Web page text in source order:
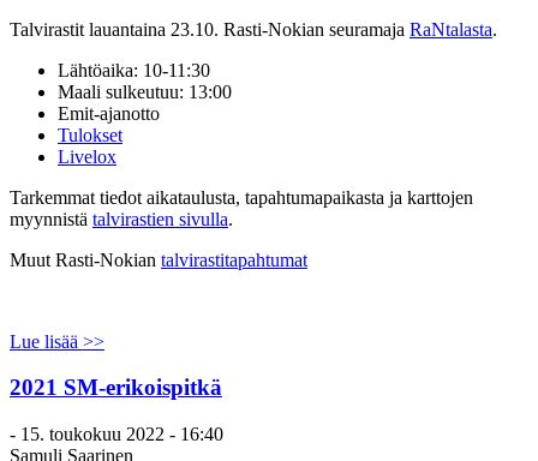
Talvirastit lauantaina 23.10. Rasti-Nokian seuramaja RaNtalasta.
Lähtöaika: 10-11:30
Maali sulkeutuu: 13:00
Emit-ajanotto
Tulokset
Livelox
Tarkemmat tiedot aikataulusta, tapahtumapaikasta ja karttojen
myynnistä talvirastien sivulla.
Muut Rasti-Nokian talvirastitapahtumat
Lue lisää >>
2021 SM-erikoispitkä
- 15. toukokuu 2022 - 16:40
Samuli Saarinen